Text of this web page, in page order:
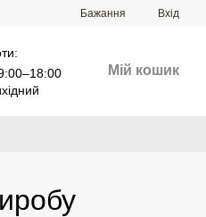
Бажання Вхід
Мій кошик